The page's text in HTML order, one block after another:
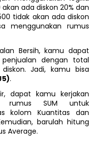
ada diskon 20% dan
tidak akan ada diskon
menggunakan rumus
Bersih, kamu dapat
dengan total
Jadi, kamu bisa
.
dapat kamu kerjakan
rumus SUM untuk
kolom Kuantitas dan
barulah hitung
Average.